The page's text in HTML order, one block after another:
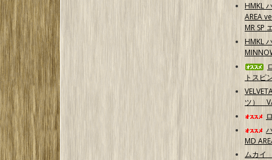
HMKL
AREA
MR SP
HMKL
トスピ
ツ）
MD
ムカイ